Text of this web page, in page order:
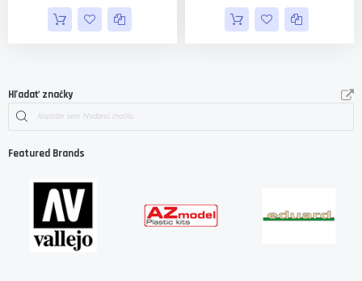
Hľadať značky
Featured Brands